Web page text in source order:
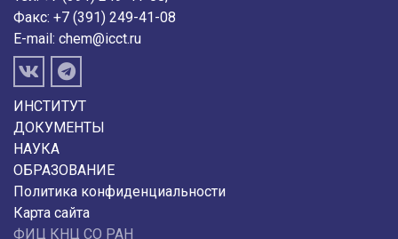
Факс: +7 (391) 249-41-08
E-mail: chem@icct.ru
ИНСТИТУТ
ДОКУМЕНТЫ
НАУКА
ОБРАЗОВАНИЕ
Политика конфиденциальности
Карта сайта
ФИЦ КНЦ СО РАН